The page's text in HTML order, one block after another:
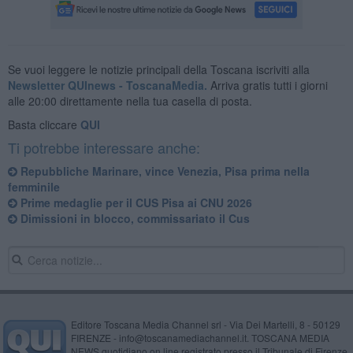
Se vuoi leggere le notizie principali della Toscana iscriviti alla
Newsletter QUInews - ToscanaMedia. Arriva gratis tutti i giorni
alle 20:00 direttamente nella tua casella di posta.
Basta cliccare QUI
Ti potrebbe interessare anche:
Repubbliche Marinare, vince Venezia, Pisa prima nella
femminile
Prime medaglie per il CUS Pisa ai CNU 2026
Dimissioni in blocco, commissariato il Cus
Editore Toscana Media Channel srl - Via Dei Martelli, 8 - 50129
FIRENZE - info@toscanamediachannel.it. TOSCANA MEDIA